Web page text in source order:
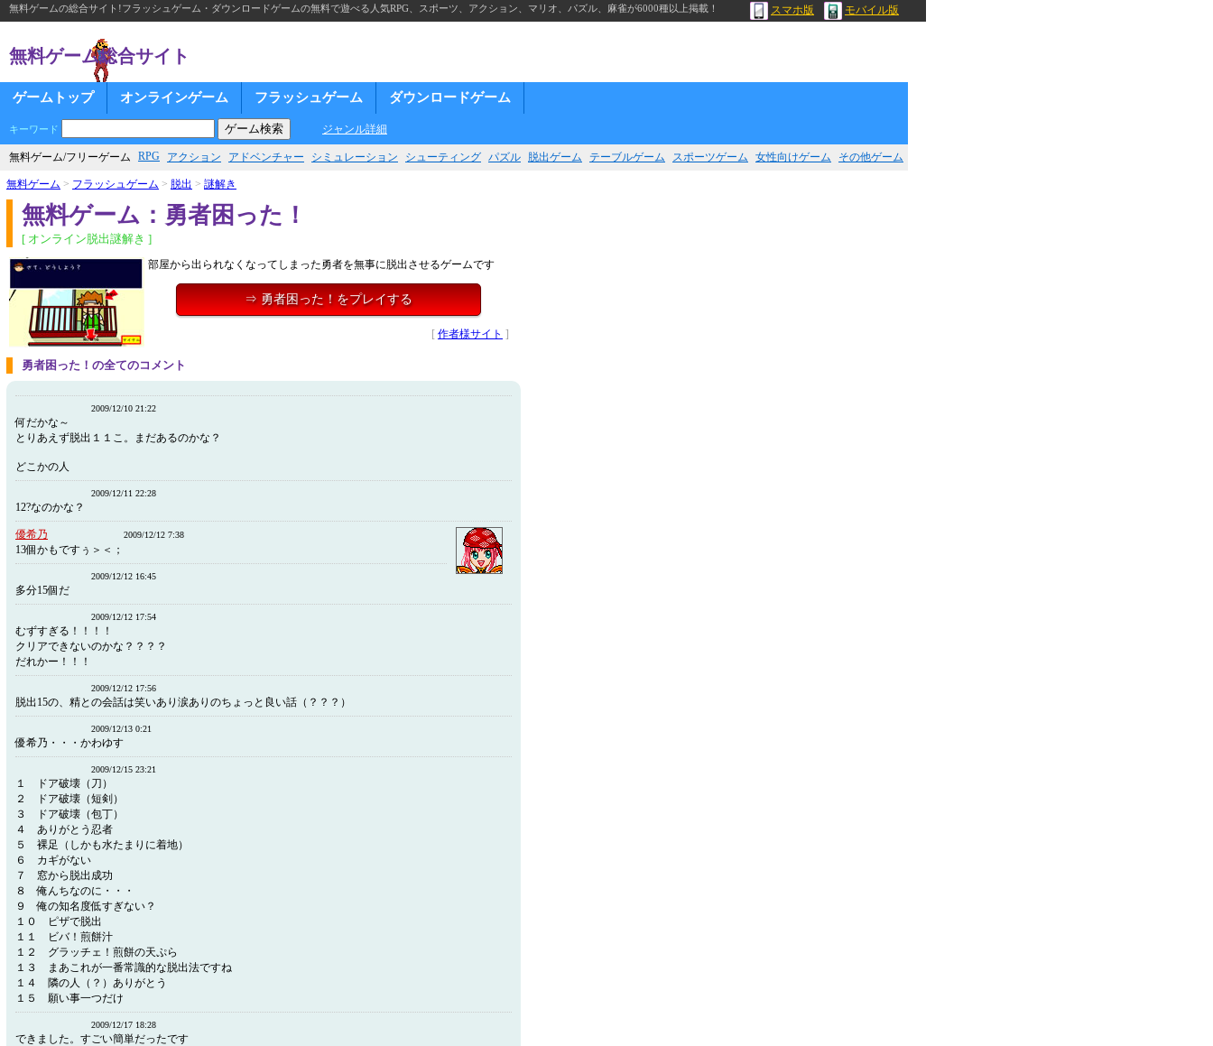
無料ゲームの総合サイト!フラッシュゲーム・ダウンロードゲームの無料で遊べる人気RPG、スポーツ、アクション、マリオ、パズル、麻雀が6000種以上掲載！ スマホ版 モバイル版
無料ゲーム総合サイト
ゲームトップ オンラインゲーム フラッシュゲーム ダウンロードゲーム
キーワード ジャンル詳細
無料ゲーム/フリーゲーム RPG アクション アドベンチャー シミュレーション シューティング パズル 脱出ゲーム テーブルゲーム スポーツゲーム 女性向けゲーム その他ゲーム
無料ゲーム > フラッシュゲーム > 脱出 > 謎解き
無料ゲーム：勇者困った！
[ オンライン脱出謎解き ]
部屋から出られなくなってしまった勇者を無事に脱出させるゲームです
⇒ 勇者困った！をプレイする
[ 作者様サイト ]
勇者困った！の全てのコメント
2009/12/10 21:22
何だかな～
とりあえず脱出１１こ。まだあるのかな？
どこかの人
2009/12/11 22:28
12?なのかな？
優希乃 2009/12/12 7:38
13個かもですぅ＞＜；
2009/12/12 16:45
多分15個だ
2009/12/12 17:54
むずすぎる！！！！
クリアできないのかな？？？？
だれかー！！！
2009/12/12 17:56
脱出15の、精との会話は笑いあり涙ありのちょっと良い話（？？？）
2009/12/13 0:21
優希乃・・・かわゆす
2009/12/15 23:21
１ ドア破壊（刀）
２ ドア破壊（短剣）
３ ドア破壊（包丁）
４ ありがとう忍者
５ 裸足（しかも水たまりに着地）
６ カギがない
７ 窓から脱出成功
８ 俺んちなのに・・・
９ 俺の知名度低すぎない？
１０ ピザで脱出
１１ ビバ！煎餅汁
１２ グラッチェ！煎餅の天ぷら
１３ まあこれが一番常識的な脱出法ですね
１４ 隣の人（？）ありがとう
１５ 願い事一つだけ
2009/12/17 18:28
できました。すごい簡単だったです